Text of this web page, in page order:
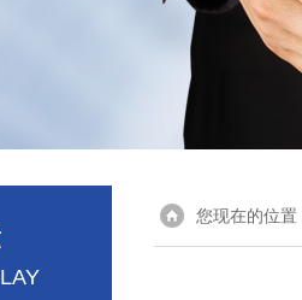
您现在的位置